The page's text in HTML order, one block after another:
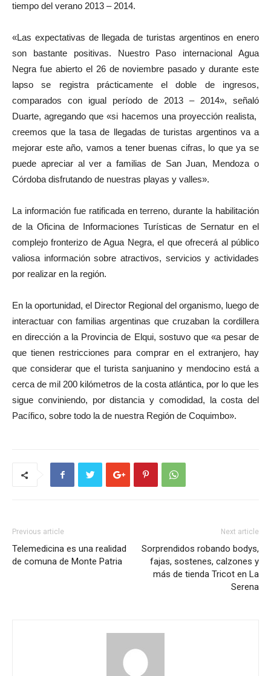
tiempo del verano 2013 – 2014.
«Las expectativas de llegada de turistas argentinos en enero
son bastante positivas. Nuestro Paso internacional Agua
Negra fue abierto el 26 de noviembre pasado y durante este
lapso se registra prácticamente el doble de ingresos,
comparados con igual período de 2013 – 2014», señaló
Duarte, agregando que «si hacemos una proyección realista,
creemos que la tasa de llegadas de turistas argentinos va a
mejorar este año, vamos a tener buenas cifras, lo que ya se
puede apreciar al ver a familias de San Juan, Mendoza o
Córdoba disfrutando de nuestras playas y valles».
La información fue ratificada en terreno, durante la habilitación
de la Oficina de Informaciones Turísticas de Sernatur en el
complejo fronterizo de Agua Negra, el que ofrecerá al público
valiosa información sobre atractivos, servicios y actividades
por realizar en la región.
En la oportunidad, el Director Regional del organismo, luego de
interactuar con familias argentinas que cruzaban la cordillera
en dirección a la Provincia de Elqui, sostuvo que «a pesar de
que tienen restricciones para comprar en el extranjero, hay
que considerar que el turista sanjuanino y mendocino está a
cerca de mil 200 kilómetros de la costa atlántica, por lo que les
sigue conviniendo, por distancia y comodidad, la costa del
Pacífico, sobre todo la de nuestra Región de Coquimbo».
Previous article
Telemedicina es una realidad
de comuna de Monte Patria
Next article
Sorprendidos robando bodys,
fajas, sostenes, calzones y
más de tienda Tricot en La
Serena